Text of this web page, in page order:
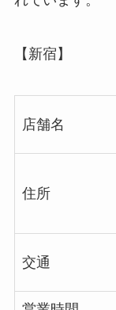
【新宿】
店舗名
住所
交通